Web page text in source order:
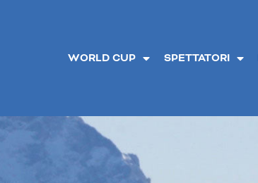
WORLD CUP SPETTATORI